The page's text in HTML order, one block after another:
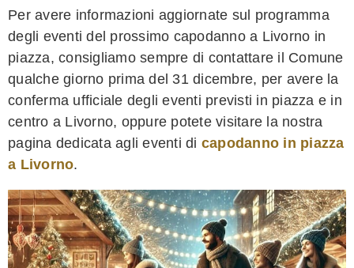
Per avere informazioni aggiornate sul programma
degli eventi del prossimo capodanno a Livorno in
piazza, consigliamo sempre di contattare il Comune
qualche giorno prima del 31 dicembre, per avere la
conferma ufficiale degli eventi previsti in piazza e in
centro a Livorno, oppure potete visitare la nostra
pagina dedicata agli eventi di capodanno in piazza
a Livorno.